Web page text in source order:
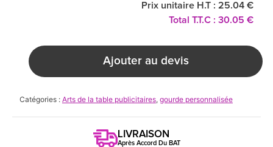
Prix unitaire H.T : 25.04 €
Total T.T.C : 30.05 €
Ajouter au devis
Catégories : Arts de la table publicitaires, gourde personnalisée
LIVRAISON
Après Accord Du BAT